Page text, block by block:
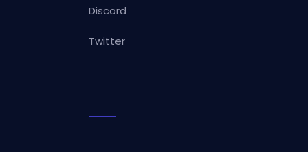
Discord
Twitter